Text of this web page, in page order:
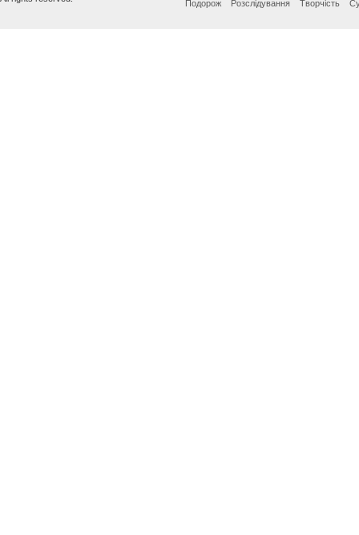
Подорож Розслідування Творчість